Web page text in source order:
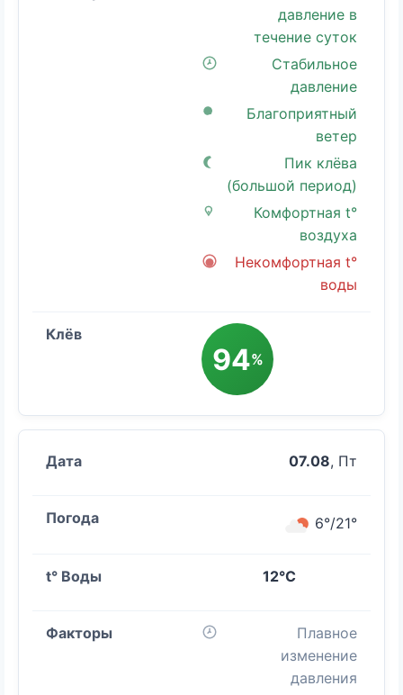
давление в
течение суток
Стабильное
давление
Благоприятный
ветер
Пик клёва
(большой период)
Комфортная t°
воздуха
Некомфортная t°
воды
94%
07.08, Пт
6°/21°
12°C
Плавное
изменение
давления